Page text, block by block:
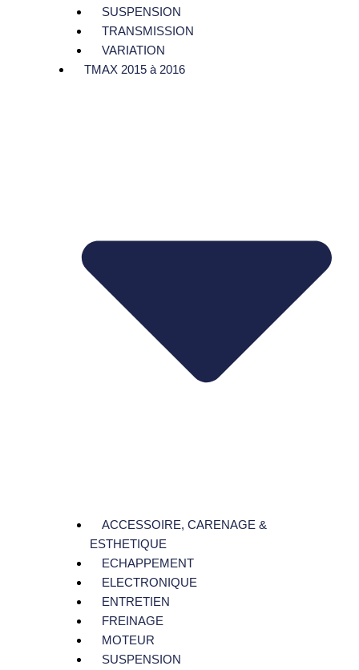
SUSPENSION
TRANSMISSION
VARIATION
TMAX 2015 à 2016
ACCESSOIRE, CARENAGE &
ESTHETIQUE
ECHAPPEMENT
ELECTRONIQUE
ENTRETIEN
FREINAGE
MOTEUR
SUSPENSION